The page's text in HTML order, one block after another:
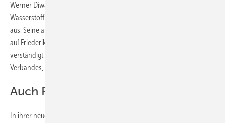
Werner Diwald, seit 2014 Vorstandsvorsitzender des Deutschen
Wasserstoff-Verbandes, scheidet zum 31. Dezember dieses Jahres
aus. Seine aktive Tätigkeit für den Verband endet mit der Übertragung
auf Friederike Lassen, darauf haben sich das Präsidium und Diwald
verständigt. Außerdem lässt Oliver Weinmann, seit 2020 Präsident des
Verbandes, sein Amt aus persönlichen Gründen vorerst ruhen.
Auch Präsidium wird neu gewählt
In ihrer neuen Rolle vertritt Friederike Lassen die Interessen der DWV-